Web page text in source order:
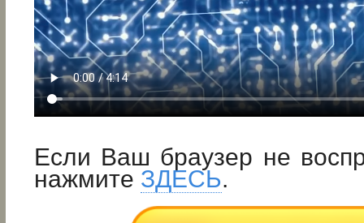
Если Ваш браузер не
нажмите ЗДЕСЬ.